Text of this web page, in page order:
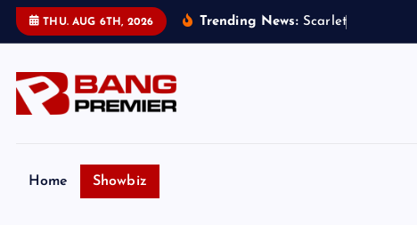
THU. AUG 6TH, 2026 Trending News: Scar et
Home Showbiz